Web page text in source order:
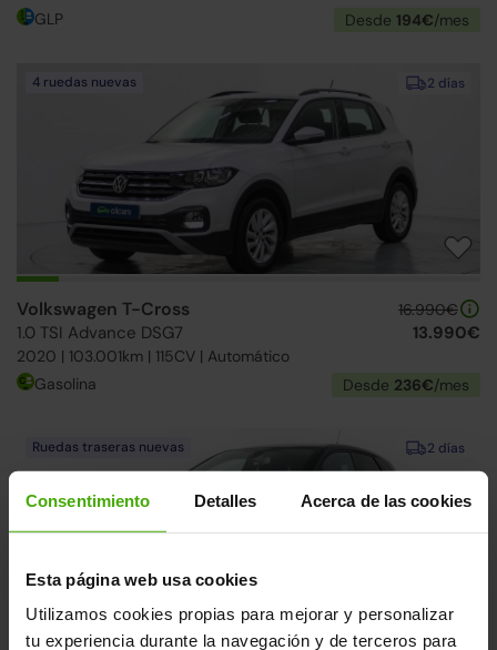
Consentimiento Detalles Acerca de las cookies
Esta página web usa cookies
Utilizamos cookies propias para mejorar y personalizar
tu experiencia durante la navegación y de terceros para
GLP Desde 194€/mes
2 días
4 ruedas nuevas
Volkswagen T-Cross
1.0 TSI Advance DSG7
2020 | 103.001km | 115CV | Automático
16.990€
13.990€
Gasolina Desde 236€/mes
2 días
Ruedas traseras nuevas